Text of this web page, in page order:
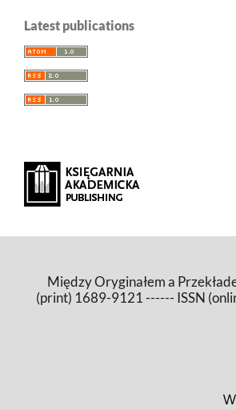
Latest publications
Między Oryginałem a
(print) 1689-9121 ------ ISSN